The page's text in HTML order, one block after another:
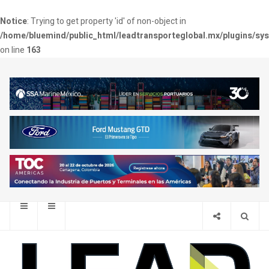
Notice: Trying to get property 'id' of non-object in
/home/bluemind/public_html/leadtransporteglobal.mx/plugins/
on line 163